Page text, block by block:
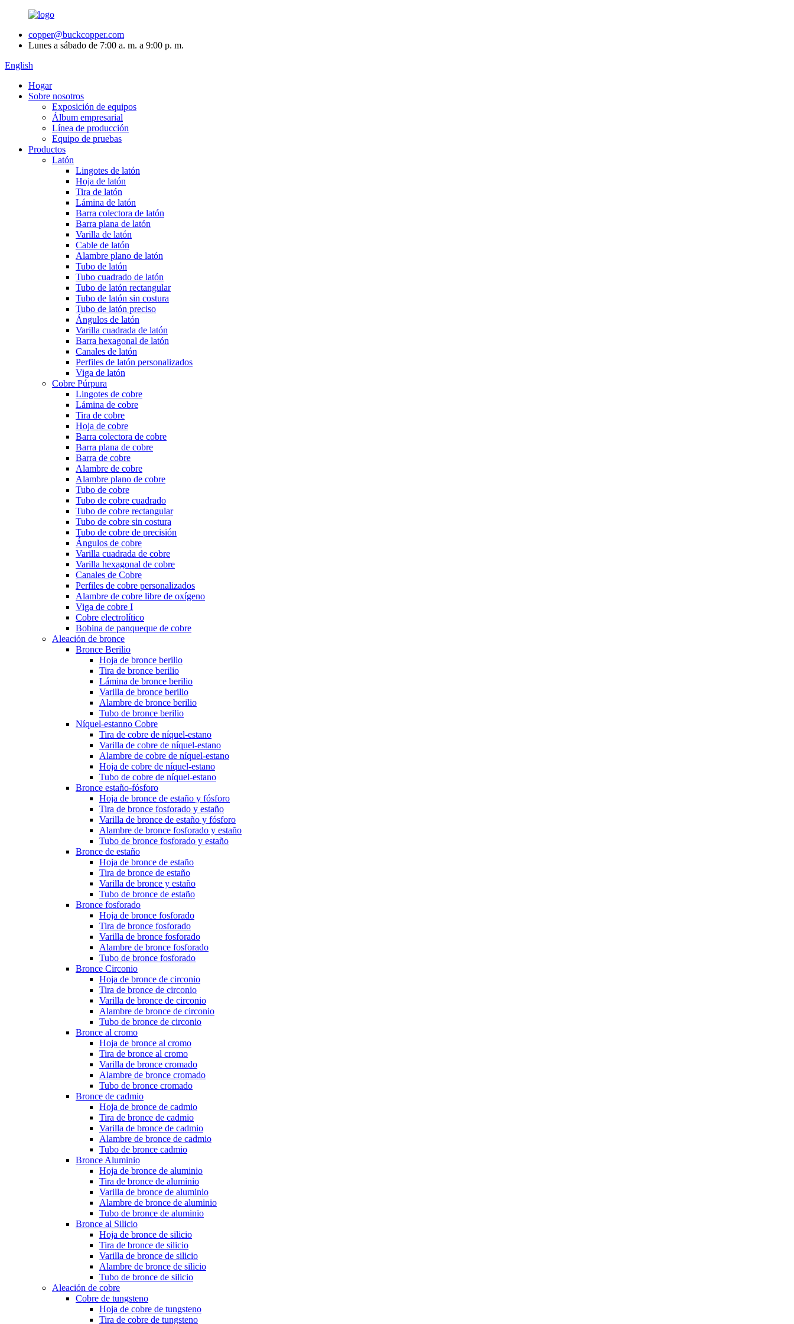
copper@buckcopper.com
Lunes a sábado de 7:00 a. m. a 9:00 p. m.
English
Hogar
Sobre nosotros
Exposición de equipos
Álbum empresarial
Línea de producción
Equipo de pruebas
Productos
Latón
Lingotes de latón
Hoja de latón
Tira de latón
Lámina de latón
Barra colectora de latón
Barra plana de latón
Varilla de latón
Cable de latón
Alambre plano de latón
Tubo de latón
Tubo cuadrado de latón
Tubo de latón rectangular
Tubo de latón sin costura
Tubo de latón preciso
Ángulos de latón
Varilla cuadrada de latón
Barra hexagonal de latón
Canales de latón
Perfiles de latón personalizados
Viga de latón
Cobre Púrpura
Lingotes de cobre
Lámina de cobre
Tira de cobre
Hoja de cobre
Barra colectora de cobre
Barra plana de cobre
Barra de cobre
Alambre de cobre
Alambre plano de cobre
Tubo de cobre
Tubo de cobre cuadrado
Tubo de cobre rectangular
Tubo de cobre sin costura
Tubo de cobre de precisión
Ángulos de cobre
Varilla cuadrada de cobre
Varilla hexagonal de cobre
Canales de Cobre
Perfiles de cobre personalizados
Alambre de cobre libre de oxígeno
Viga de cobre I
Cobre electrolítico
Bobina de panqueque de cobre
Aleación de bronce
Bronce Berilio
Hoja de bronce berilio
Tira de bronce berilio
Lámina de bronce berilio
Varilla de bronce berilio
Alambre de bronce berilio
Tubo de bronce berilio
Níquel-estanno Cobre
Tira de cobre de níquel-estano
Varilla de cobre de níquel-estano
Alambre de cobre de níquel-estano
Hoja de cobre de níquel-estano
Tubo de cobre de níquel-estano
Bronce estaño-fósforo
Hoja de bronce de estaño y fósforo
Tira de bronce fosforado y estaño
Varilla de bronce de estaño y fósforo
Alambre de bronce fosforado y estaño
Tubo de bronce fosforado y estaño
Bronce de estaño
Hoja de bronce de estaño
Tira de bronce de estaño
Varilla de bronce y estaño
Tubo de bronce de estaño
Bronce fosforado
Hoja de bronce fosforado
Tira de bronce fosforado
Varilla de bronce fosforado
Alambre de bronce fosforado
Tubo de bronce fosforado
Bronce Circonio
Hoja de bronce de circonio
Tira de bronce de circonio
Varilla de bronce de circonio
Alambre de bronce de circonio
Tubo de bronce de circonio
Bronce al cromo
Hoja de bronce al cromo
Tira de bronce al cromo
Varilla de bronce cromado
Alambre de bronce cromado
Tubo de bronce cromado
Bronce de cadmio
Hoja de bronce de cadmio
Tira de bronce de cadmio
Varilla de bronce de cadmio
Alambre de bronce de cadmio
Tubo de bronce cadmio
Bronce Aluminio
Hoja de bronce de aluminio
Tira de bronce de aluminio
Varilla de bronce de aluminio
Alambre de bronce de aluminio
Tubo de bronce de aluminio
Bronce al Silicio
Hoja de bronce de silicio
Tira de bronce de silicio
Varilla de bronce de silicio
Alambre de bronce de silicio
Tubo de bronce de silicio
Aleación de cobre
Cobre de tungsteno
Hoja de cobre de tungsteno
Tira de cobre de tungsteno